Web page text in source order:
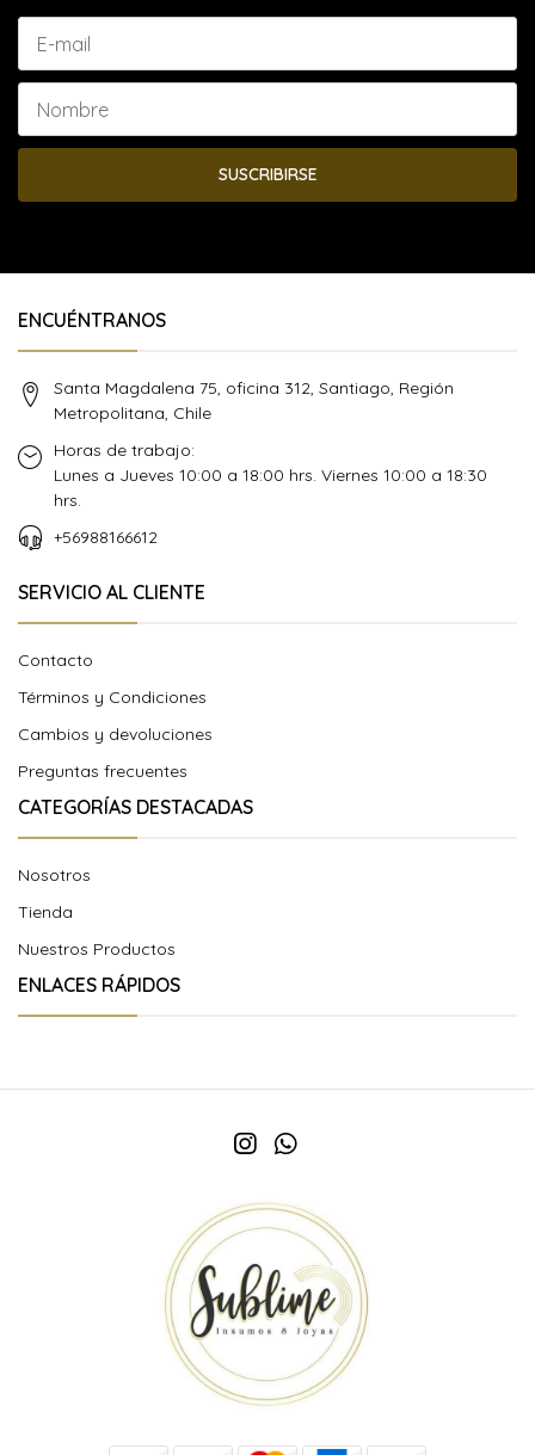
SUSCRIBIRSE
ENCUÉNTRANOS
Santa Magdalena 75, oficina 312, Santiago, Región
Metropolitana, Chile
Horas de trabajo:
Lunes a Jueves 10:00 a 18:00 hrs. Viernes 10:00 a 18:30
hrs.
+56988166612
SERVICIO AL CLIENTE
Contacto
Términos y Condiciones
Cambios y devoluciones
Preguntas frecuentes
CATEGORÍAS DESTACADAS
Nosotros
Tienda
Nuestros Productos
ENLACES RÁPIDOS